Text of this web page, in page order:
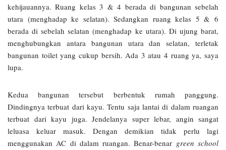
kehijauannya. Ruang kelas 3 & 4 berada di bangunan sebelah
utara (menghadap ke selatan). Sedangkan ruang kelas 5 & 6
berada di sebelah selatan (menghadap ke utara). Di ujung barat,
menghubungkan antara bangunan utara dan selatan, terletak
bangunan toilet yang cukup bersih. Ada 3 atau 4 ruang ya, saya
lupa.
Kedua bangunan tersebut berbentuk rumah panggung.
Dindingnya terbuat dari kayu. Tentu saja lantai di dalam ruangan
terbuat dari kayu juga. Jendelanya super lebar, angin sangat
leluasa keluar masuk. Dengan demikian tidak perlu lagi
menggunakan AC di dalam ruangan. Benar-benar green school